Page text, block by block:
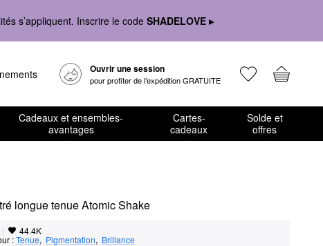
s’appliquent. Inscrire le code SHADELOVE ▸
Ouvrir une session
pour profiter de l’expédition GRATUITE
Cadeaux et ensembles-
avantages
Cartes-
cadeaux
Solde et
offres
longue tenue Atomic Shake
| 44.4K
:Tenue, Pigmentation, Brillance